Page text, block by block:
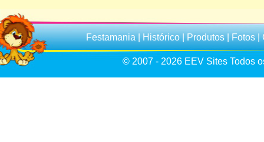
Festamania|Histórico|Produtos|Fotos|
© 2007 - 2026 EEV Sites Todos